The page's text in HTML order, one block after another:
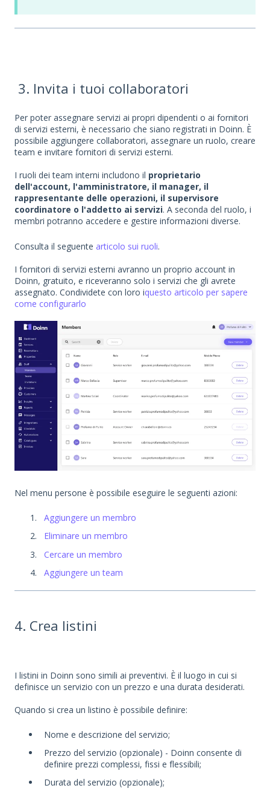
3. Invita i tuoi collaboratori
Per poter assegnare servizi ai propri dipendenti o ai fornitori
di servizi esterni, è necessario che siano registrati in Doinn. È
possibile aggiungere collaboratori, assegnare un ruolo, creare
team e invitare fornitori di servizi esterni.
I ruoli dei team interni includono il proprietario
dell'account, l'amministratore, il manager, il
rappresentante delle operazioni, il supervisore
coordinatore o l'addetto ai servizi. A seconda del ruolo, i
membri potranno accedere e gestire informazioni diverse.
Consulta il seguente articolo sui ruoli.
I fornitori di servizi esterni avranno un proprio account in
Doinn, gratuito, e riceveranno solo i servizi che gli avrete
assegnato. Condividete con loro iquesto articolo per sapere
come configurarlo
Nel menu persone è possibile eseguire le seguenti azioni:
Aggiungere un membro
Eliminare un membro
Cercare un membro
Aggiungere un team
4. Crea listini
I listini in Doinn sono simili ai preventivi. È il luogo in cui si
definisce un servizio con un prezzo e una durata desiderati.
Quando si crea un listino è possibile definire:
Nome e descrizione del servizio;
Prezzo del servizio (opzionale) - Doinn consente di
definire prezzi complessi, fissi e flessibili;
Durata del servizio (opzionale);